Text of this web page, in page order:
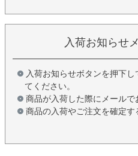
入荷お知らせ
入荷お知らせボタンを押下
てください。
商品が入荷した際にメールで
商品の入荷やご注文を確定す